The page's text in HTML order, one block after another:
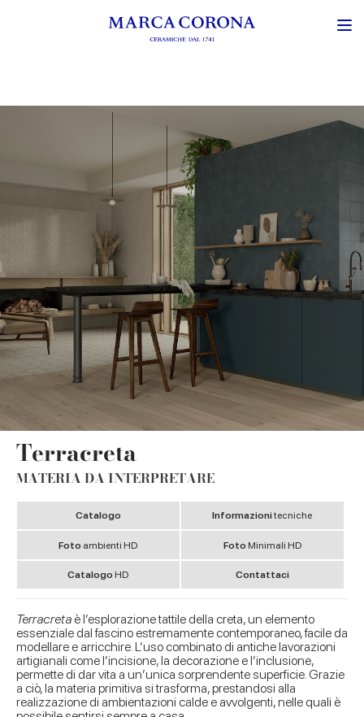
Terracreta
MATERIA DA INTERPRETARE
Catalogo Informazionitecniche
Foto ambienti HD Foto Minimali HD
Catalogo HD Contattaci
Terracreta è l’esplorazione tattile della creta, un elemento
essenziale dal fascino estremamente contemporaneo, facile da
modellare e arricchire. L’uso combinato di antiche lavorazioni
artigianali come l’incisione, la decorazione e l’inclusione,
permette di dar vita a un’unica sorprendente superficie. Grazie
a ciò, la materia primitiva si trasforma, prestandosi alla
realizzazione di ambientazioni calde e avvolgenti, nelle quali è